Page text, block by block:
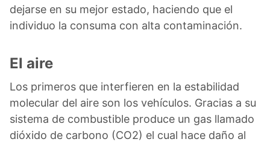
dejarse en su mejor estado, haciendo que el
individuo la consuma con alta contaminación.
El aire
Los primeros que interfieren en la estabilidad
molecular del aire son los vehículos. Gracias a su
sistema de combustible produce un gas llamado
dióxido de carbono (CO2) el cual hace daño al